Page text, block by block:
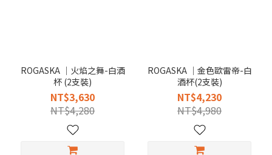
ROGASKA │火焰之舞-白酒
杯 (2支裝)
NT$3,630
NT$4,280
ROGASKA │金色歐雷帝-白
酒杯(2支裝)
NT$4,230
NT$4,980